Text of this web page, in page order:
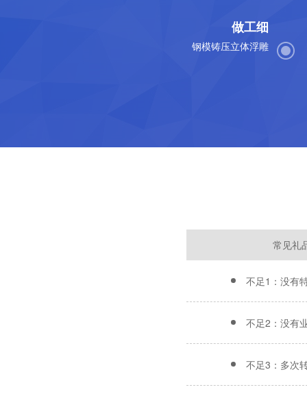
做工细
钢模铸压立体浮雕
常见礼
不足1：没有
不足2：没有
不足3：多次